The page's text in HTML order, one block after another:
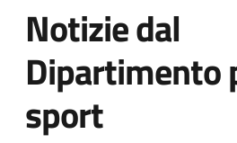
Notizie dal
Dipartimento
sport